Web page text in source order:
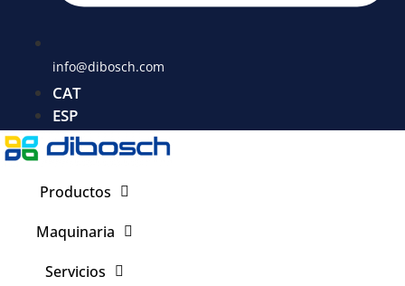
info@dibosch.com
CAT
ESP
Productos
Maquinaria
Servicios